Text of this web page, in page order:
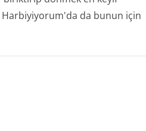
Harbiyiyorum'da da bunun için